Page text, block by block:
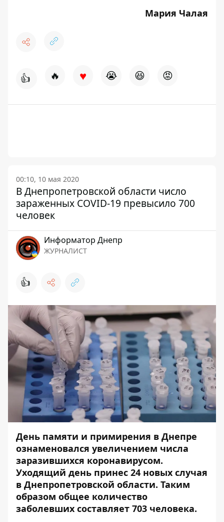
Мария Чалая
👍 🔥 ♥ 😭 😆 😡
00:10, 10 мая 2020
В Днепропетровской области число
зараженных COVID-19 превысило 700
человек
Информатор Днепр
ЖУРНАЛИСТ
👍
День памяти и примирения в Днепре
ознаменовался увеличением числа
заразившихся коронавирусом.
Уходящий день принес 24 новых случая
в Днепропетровской области. Таким
образом общее количество
заболевших составляет 703 человека.